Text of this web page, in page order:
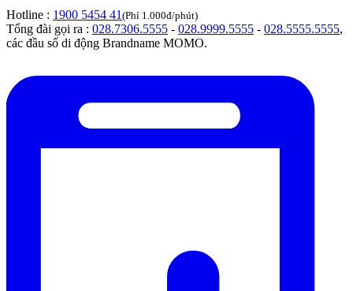
Hotline : 1900 5454 41 (Phí 1.000đ/phút)
Tổng đài gọi ra : 028.7306.5555 - 028.9999.5555 - 028.5555.5555,
các đầu số di động Brandname MOMO.